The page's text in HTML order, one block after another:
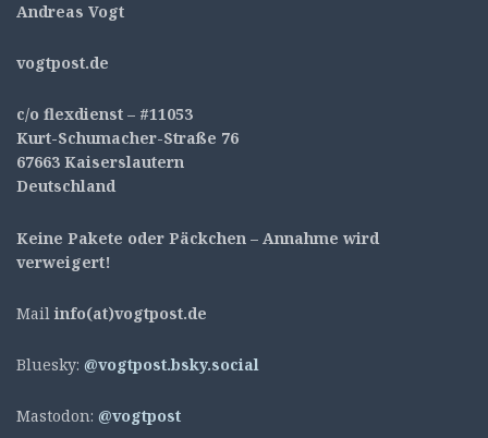
Andreas Vogt
vogtpost.de
c/o flexdienst – #11053
Kurt-Schumacher-Straße 76
67663 Kaiserslautern
Deutschland
Keine Pakete oder Päckchen – Annahme wird
verweigert!
Mail info(at)vogtpost.de
Bluesky: @vogtpost.bsky.social
Mastodon: @vogtpost